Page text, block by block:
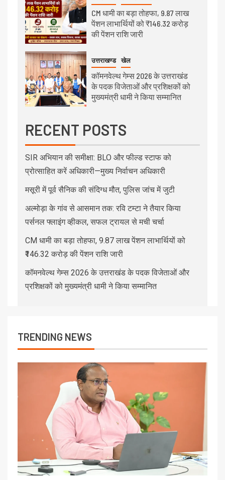
CM धामी का बड़ा तोहफा, 9.87 लाख
पेंशन लाभार्थियों को ₹146.32 करोड़
की पेंशन राशि जारी
उत्तराखण्ड खेल
कॉमनवेल्थ गेम्स 2026 के उत्तराखंड
के पदक विजेताओं और प्रशिक्षकों को
मुख्यमंत्री धामी ने किया सम्मानित
RECENT POSTS
SIR अभियान की समीक्षा: BLO और फील्ड स्टाफ को
प्रोत्साहित करें अधिकारी—मुख्य निर्वाचन अधिकारी
मसूरी में पूर्व सैनिक की संदिग्ध मौत, पुलिस जांच में जुटी
अल्मोड़ा के गांव से आसमान तक: रवि टम्टा ने तैयार किया
पर्सनल फ्लाइंग व्हीकल, सफल ट्रायल से मची चर्चा
CM धामी का बड़ा तोहफा, 9.87 लाख पेंशन लाभार्थियों को
₹146.32 करोड़ की पेंशन राशि जारी
कॉमनवेल्थ गेम्स 2026 के उत्तराखंड के पदक विजेताओं और
प्रशिक्षकों को मुख्यमंत्री धामी ने किया सम्मानित
TRENDING NEWS